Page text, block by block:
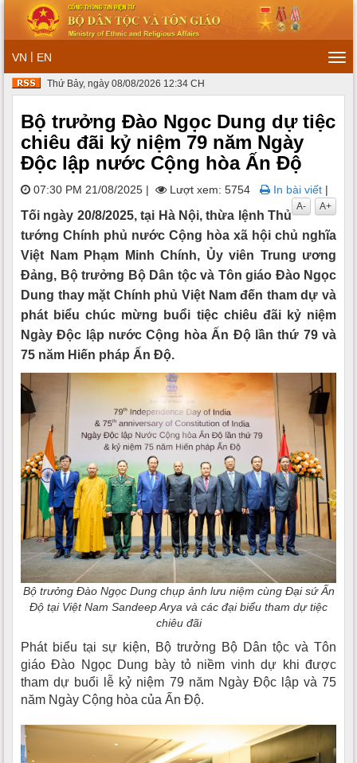
VN | EN
Thứ Bảy, ngày 08/08/2026 12:34 CH
Bộ trưởng Đào Ngọc Dung dự tiệc
chiêu đãi kỷ niệm 79 năm Ngày
Độc lập nước Cộng hòa Ấn Độ
07:30 PM 21/08/2025 | Lượt xem: 5754 In bài viết |
A+
A-
Tối ngày 20/8/2025, tại Hà Nội, thừa lệnh Thủ
tướng Chính phủ nước Cộng hòa xã hội chủ nghĩa
Việt Nam Phạm Minh Chính, Ủy viên Trung ương
Đảng, Bộ trưởng Bộ Dân tộc và Tôn giáo Đào Ngọc
Dung thay mặt Chính phủ Việt Nam đến tham dự và
phát biểu chúc mừng buổi tiệc chiêu đãi kỷ niệm
Ngày Độc lập nước Cộng hòa Ấn Độ lần thứ 79 và
75 năm Hiến pháp Ấn Độ.
Bộ trưởng Đào Ngọc Dung chụp ảnh lưu niệm cùng Đại sứ Ấn
Độ tại Việt Nam Sandeep Arya và các đại biểu tham dự tiệc
chiêu đãi
Phát biểu tại sự kiện, Bộ trưởng Bộ Dân tộc và Tôn
giáo Đào Ngọc Dung bày tỏ niềm vinh dự khi được
tham dự buổi lễ kỷ niệm 79 năm Ngày Độc lập và 75
năm Ngày Cộng hòa của Ấn Độ.